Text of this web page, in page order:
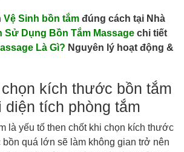
Vệ Sinh bồn tắm đúng cách tại Nhà
Sử Dụng Bồn Tắm Massage chi tiết
Là Gì? Nguyên lý hoạt động &
kích thước bồn tắm
diện tích phòng tắm
là yếu tố then chốt khi chọn kích thước
bồn quá lớn sẽ làm không gian trở nên